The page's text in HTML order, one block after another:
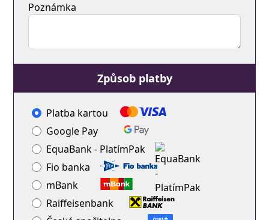
Poznámka
Způsob platby
Platba kartou
Google Pay
EquaBank - PlatímPak
Fio banka
mBank
Raiffeisenbank